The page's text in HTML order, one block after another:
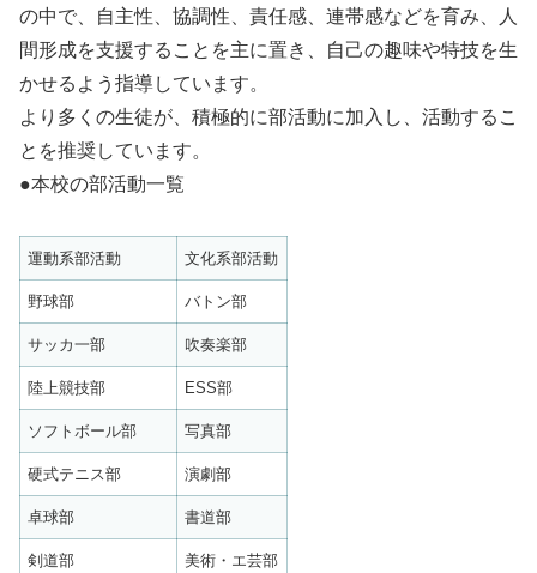
の中で、自主性、協調性、責任感、連帯感などを育み、人
間形成を支援することを主に置き、自己の趣味や特技を生
かせるよう指導しています。
より多くの生徒が、積極的に部活動に加入し、活動するこ
とを推奨しています。
●本校の部活動一覧
運動系部活動 文化系部活動
野球部 バトン部
サッカ一部 吹奏楽部
陸上競技部 ESS部
ソフトボール部 写真部
硬式テニス部 演劇部
卓球部 書道部
剣道部 美術・エ芸部